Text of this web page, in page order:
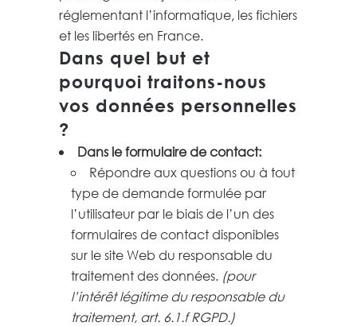
réglementant l’informatique, les fichiers
et les libertés en France.
Dans quel but et
pourquoi traitons-nous
vos données personnelles
?
Dans le formulaire de contact:
Répondre aux questions ou à tout
type de demande formulée par
l’utilisateur par le biais de l’un des
formulaires de contact disponibles
sur le site Web du responsable du
traitement des données. (pour
l’intérêt légitime du responsable du
traitement, art. 6.1.f RGPD.)